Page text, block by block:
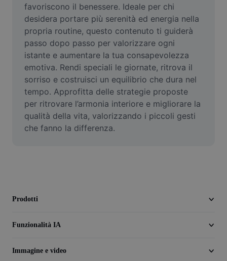
Face Cutout
Video
Rimuovi sfondo video
Miglioramento della qualità
Editor video
Taglia video
favoriscono il benessere. Ideale per chi
desidera portare più serenità ed energia nella
propria routine, questo contenuto ti guiderà
passo dopo passo per valorizzare ogni
istante e aumentare la tua consapevolezza
emotiva. Rendi speciali le giornate, ritrova il
sorriso e costruisci un equilibrio che dura nel
tempo. Approfitta delle strategie proposte
per ritrovare l’armonia interiore e migliorare la
qualità della vita, valorizzando i piccoli gesti
che fanno la differenza.
Prodotti
Funzionalità IA
Immagine e video